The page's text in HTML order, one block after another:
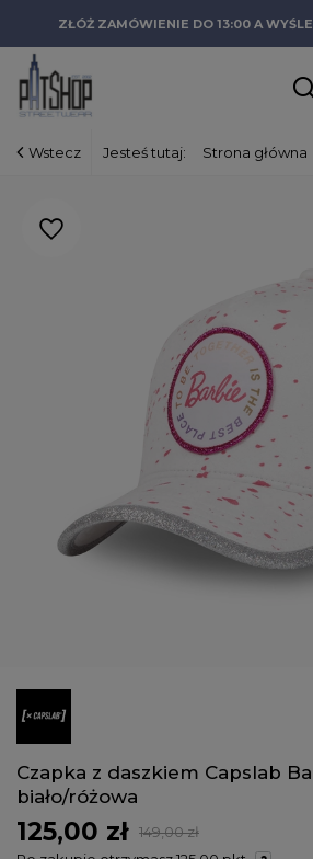
ZŁÓŻ ZAMÓWIENIE DO 13:00 A
Wstecz Jesteś tutaj: Strona główna
Czapka z daszkiem Capslab
biało/różowa
125,00 zł
149,00 zł